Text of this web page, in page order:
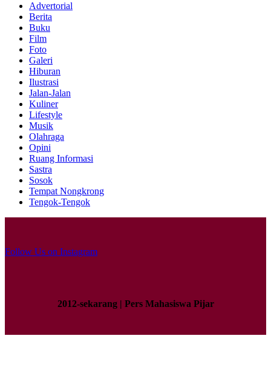
Advertorial
Berita
Buku
Film
Foto
Galeri
Hiburan
Ilustrasi
Jalan-Jalan
Kuliner
Lifestyle
Musik
Olahraga
Opini
Ruang Informasi
Sastra
Sosok
Tempat Nongkrong
Tengok-Tengok
Follow Us on Instagram
2012-sekarang | Pers Mahasiswa Pijar